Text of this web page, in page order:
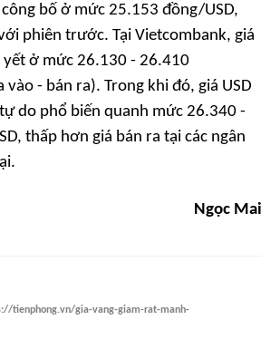
bố ở mức 25.153 đồng/USD,
phiên trước. Tại Vietcombank, giá
yết ở mức 26.130 - 26.410
vào - bán ra). Trong khi đó, giá USD
do phổ biến quanh mức 26.340 -
thấp hơn giá bán ra tại các ngân
Ngọc Mai
tienphong.vn/gia-vang-giam-rat-manh-